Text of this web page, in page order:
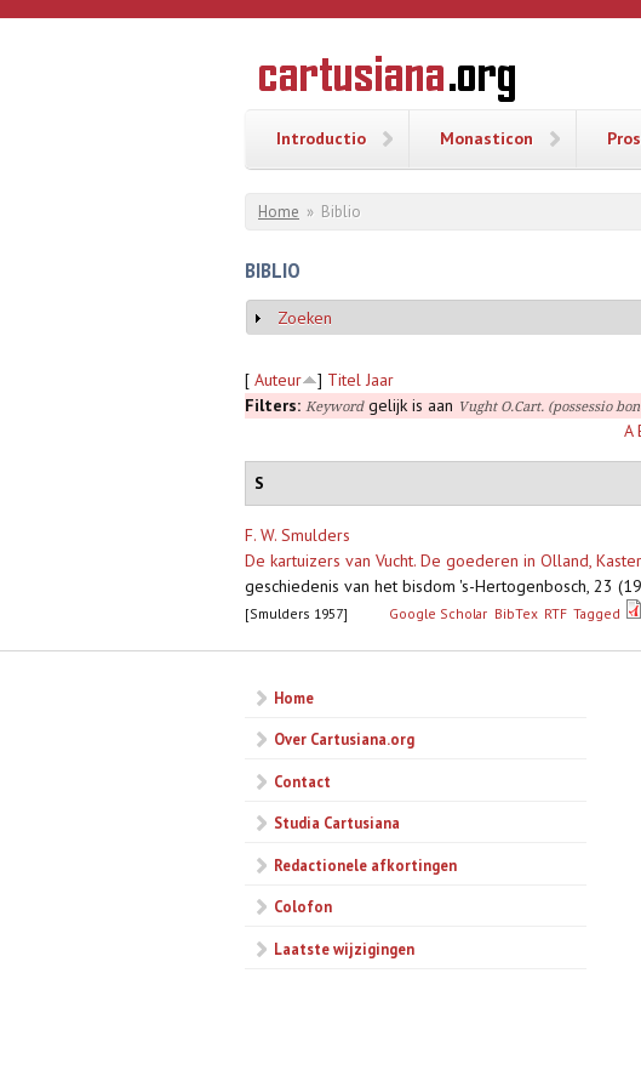
Overslaan en naar de inhoud gaan
CARTUSIANA
Geschiedenis
van de
Introductio Monasticon
U bent hier
Home » Biblio
BIBLIO
Weergeven
Zoeken
[ Auteur ] Titel Jaar
Filters: Keywordgelijk is aan Vught O.Cart. (possessio
A
S
F. W. Smulders
De kartuizers van Vucht. De goederen in Olland,
geschiedenis van het bisdom 's-Hertogenbosch, 23
[Smulders 1957] Google Scholar BibTex RTF Tagged
Home
Over Cartusiana.org
Contact
Studia Cartusiana
Redactionele afkortingen
Colofon
Laatste wijzigingen